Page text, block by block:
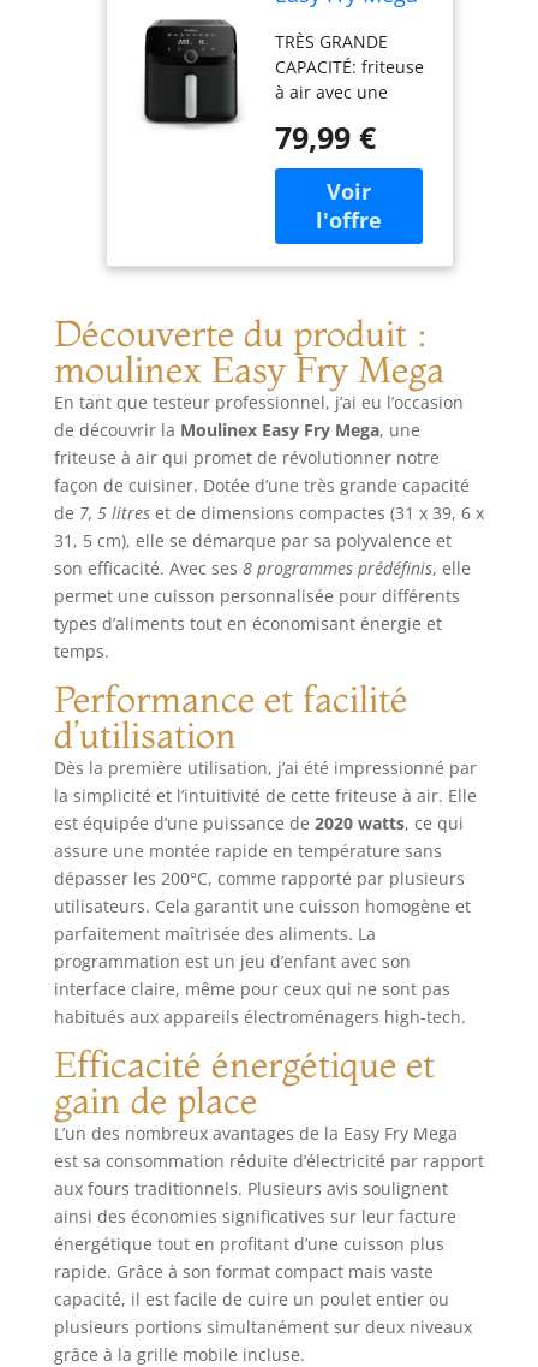
programmes -
7.5 L - Noir
TRÈS GRANDE
CAPACITÉ: friteuse
à air avec une
de 7.5L qui permet
de servir jusqu'à
8personnes, pour
des plats généreux
et savoureux qui
plairont à tout le
COMPACT: la
friteuse sans huile
offre à la fois une
très grande
capacité et un
format compact
CUISSON PRÉCISE:
8programmes
prédéfinis et
1programme
manuel,
permettant un
réglage précis du
80°C à 200°C,
rotatif GAIN DE
TEMPS ET
D'ÉNERGIE:
consomme jusqu'à
70% moins
d'énergie et cuit
jusqu'à 37% plus
vite (tests effectués
en 2024 avec des
frites surgelées)
RÉPARABILITÉ
15ANS AU JUSTE
PRIX: engagement
15ans au juste prix
grâce à notre
réseau de
6200réparateurs
dans le monde,
pour contribuer à
la protection de
l’environnement et
à la réduction des
déchets PLATS
79,99 €
Découverte du produit :
moulinex Easy Fry Mega
En tant que testeur professionnel, j’ai eu l’occasion
de découvrir la Moulinex Easy Fry Mega, une
friteuse à air qui promet de révolutionner notre
façon de cuisiner. Dotée d’une très grande capacité
de 7, 5 litreset de dimensions compactes (31 x 39, 6 x
31, 5 cm), elle se démarque par sa polyvalence et
son efficacité. Avec ses 8 programmes prédéfinis, elle
permet une cuisson personnalisée pour différents
types d’aliments tout en économisant énergie et
temps.
Performance et facilité
d’utilisation
Dès la première utilisation, j’ai été impressionné par
la simplicité et l’intuitivité de cette friteuse à air. Elle
est équipée d’une puissance de 2020 watts, ce qui
assure une montée rapide en température sans
dépasser les 200°C, comme rapporté par plusieurs
utilisateurs. Cela garantit une cuisson homogène et
parfaitement maîtrisée des aliments. La
programmation est un jeu d’enfant avec son
interface claire, même pour ceux qui ne sont pas
habitués aux appareils électroménagers high-tech.
Efficacité énergétique et
gain de place
L’un des nombreux avantages de la Easy Fry Mega
est sa consommation réduite d’électricité par rapport
aux fours traditionnels. Plusieurs avis soulignent
ainsi des économies significatives sur leur facture
énergétique tout en profitant d’une cuisson plus
rapide. Grâce à son format compact mais vaste
capacité, il est facile de cuire un poulet entier ou
plusieurs portions simultanément sur deux niveaux
grâce à la grille mobile incluse.